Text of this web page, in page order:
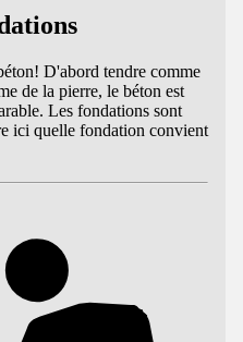
D'abord tendre comme
de la pierre, le béton est
Les fondations sont
ici quelle fondation convient